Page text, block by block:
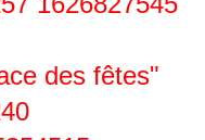
des fêtes"